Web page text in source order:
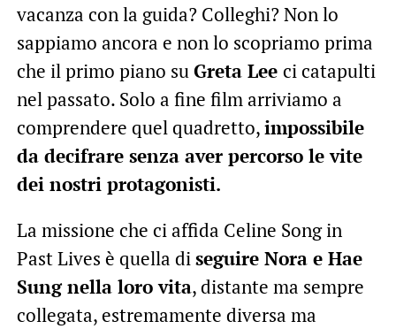
vacanza con la guida? Colleghi? Non lo
sappiamo ancora e non lo scopriamo prima
che il primo piano suGreta Lee ci catapulti
nel passato. Solo a fine film arriviamo a
comprendere quel quadretto,impossibile
da decifrare senza aver percorso le vite
dei nostri protagonisti.
La missione che ci affida Celine Song in
Past Lives è quella diseguire Nora e Hae
Sung nella loro vita, distante ma sempre
collegata, estremamente diversa ma